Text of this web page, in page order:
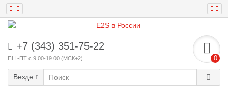
+7 (343) 351-75-22
ПН.-ПТ с 9.00-19.00 (МСК+2) 0
Везде